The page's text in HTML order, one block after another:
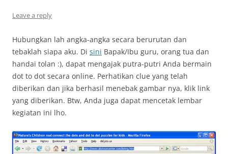
Leave a reply
Hubungkan lah angka-angka secara berurutan dan
tebaklah siapa aku. Di sini Bapak/Ibu guru, orang tua dan
handai tolan :), dapat mengajak putra-putri Anda bermain
dot to dot secara online. Perhatikan clue yang telah
diberikan dan jika berhasil menebak gambar nya, klik link
yang diberikan. Btw, Anda juga dapat mencetak lembar
kegiatan ini lho.